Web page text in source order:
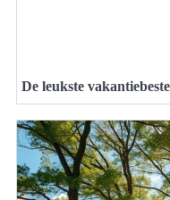
De leukste